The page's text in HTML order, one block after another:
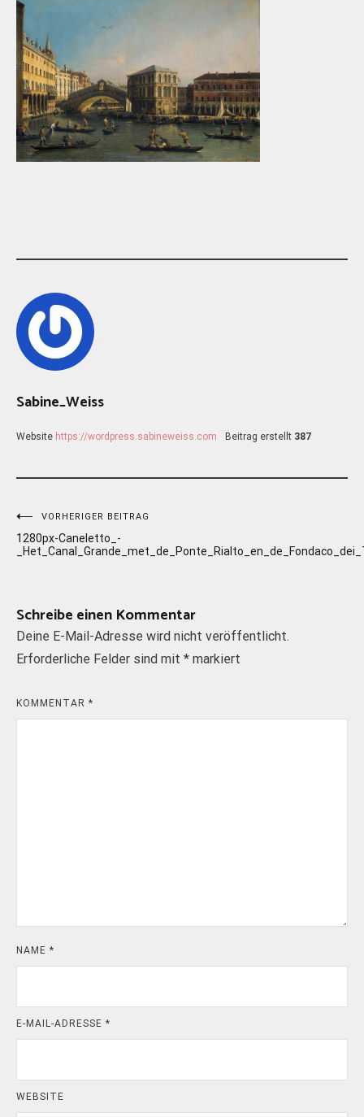
Sabine_Weiss
Website https://wordpress.sabineweiss.com Beitrag erstellt 387
Beitragsnavigation
VORHERIGER BEITRAG
1280px-Caneletto_-
Schreibe einen Kommentar
Deine E-Mail-Adresse wird nicht veröffentlicht.
Erforderliche Felder sind mit * markiert
KOMMENTAR *
NAME *
E-MAIL-ADRESSE *
WEBSITE